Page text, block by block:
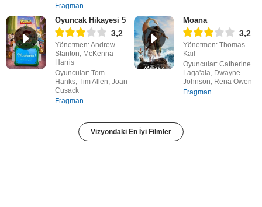
Fragman
Oyuncak Hikayesi 5
3,2
Yönetmen: Andrew
Stanton, McKenna
Harris
Oyuncular: Tom
Hanks, Tim Allen, Joan
Cusack
Fragman
Moana
3,2
Yönetmen: Thomas
Kail
Oyuncular: Catherine
Laga'aia, Dwayne
Johnson, Rena Owen
Fragman
Vizyondaki En İyi Filmler